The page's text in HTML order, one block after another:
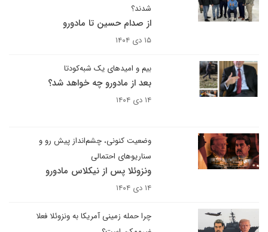
شدند؟
از صدام حسین تا مادورو
۱۵ دی ۱۴۰۴
بیم و امیدهای یک شبه‌کودتا
بعد از مادورو چه خواهد شد؟
۱۴ دی ۱۴۰۴
وضعیت کنونی، چشم‌انداز پیش رو و
سناریوهای احتمالی
ونزوئلا پس از نیکلاس مادورو
۱۴ دی ۱۴۰۴
چرا حمله زمینی آمریکا به ونزوئلا فعلا